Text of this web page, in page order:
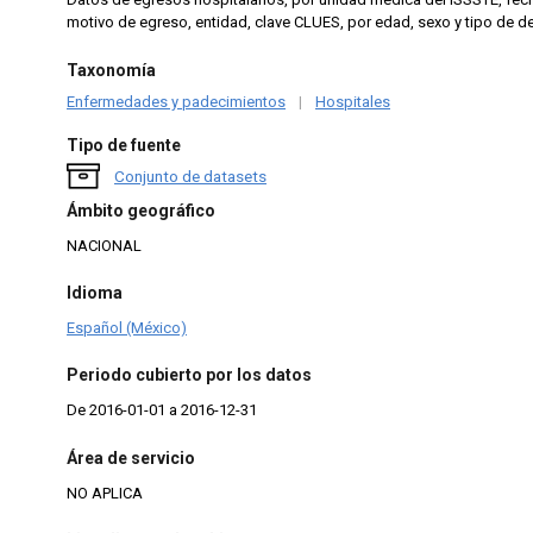
motivo de egreso, entidad, clave CLUES, por edad, sexo y tipo de
Taxonomía
Enfermedades y padecimientos | Hospitales
Tipo de fuente
Conjunto de datasets
Ámbito geográfico
NACIONAL
Idioma
Español (México)
Periodo cubierto por los datos
De 2016-01-01 a 2016-12-31
Área de servicio
NO APLICA